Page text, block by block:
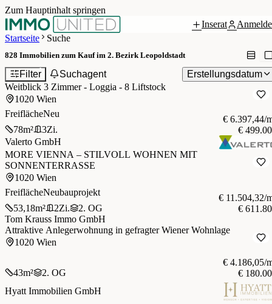
Zum Hauptinhalt springen
Inserat
Startseite
Suche
828 Immobilien zum Kauf im 2. Bezirk Leopoldstadt
Filter1 Suchagent
Erstellungsdatum
Weitblick 3 Zimmer - Loggia - 8 Liftstock
1020 Wien
FreiflächeNeu
78m² 3Zi.
€ 6.397,44/
€
Valerto GmbH
MORE VIENNA – STILVOLL WOHNEN MIT
SONNENTERRASSE
1020 Wien
FreiflächeNeubauprojekt
53,18m² 2Zi. 2. OG
€ 11.504,32/
€
Tom Krauss Immo GmbH
Attraktive Anlegerwohnung in gefragter Wiener Wohnlage
1020 Wien
43m² 2. OG
€ 4.186,05/
€
Hyatt Immobilien GmbH